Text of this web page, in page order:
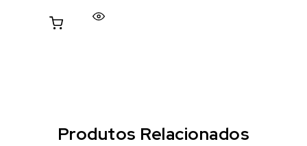
Produtos Relacionados